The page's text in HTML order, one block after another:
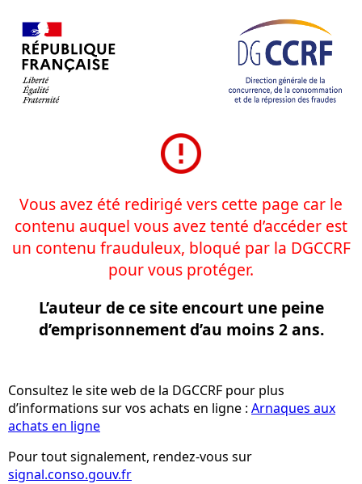
Vous avez été redirigé vers cette page car le
contenu auquel vous avez tenté d’accéder est
un contenu frauduleux, bloqué par la DGCCRF
pour vous protéger.
L’auteur de ce site encourt une peine
d’emprisonnement d’au moins 2 ans.
Consultez le site web de la DGCCRF pour plus
d’informations sur vos achats en ligne : Arnaques aux
achats en ligne
Pour tout signalement, rendez-vous sur
signal.conso.gouv.fr